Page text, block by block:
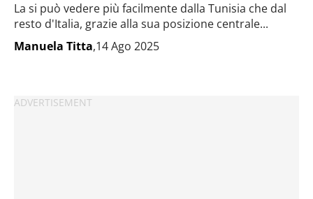
La si può vedere più facilmente dalla Tunisia che dal
resto d'Italia, grazie alla sua posizione centrale...
Manuela Titta,14 Ago 2025